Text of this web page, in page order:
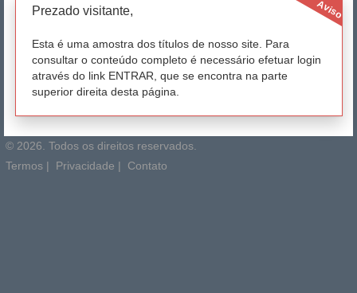
Aviso
Prezado visitante,
Esta é uma amostra dos títulos de nosso site. Para
consultar o conteúdo completo é necessário efetuar login
através do link ENTRAR, que se encontra na parte
superior direita desta página.
© 2026. Todos os direitos reservados.
Termos | Privacidade | Contato